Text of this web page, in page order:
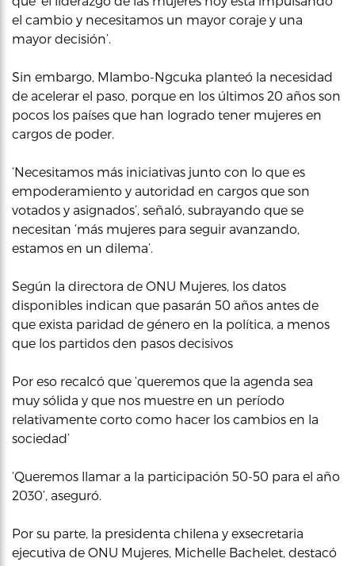
el cambio y necesitamos un mayor coraje y una
mayor decisión’.
Sin embargo, Mlambo-Ngcuka planteó la necesidad
de acelerar el paso, porque en los últimos 20 años son
pocos los países que han logrado tener mujeres en
cargos de poder.
‘Necesitamos más iniciativas junto con lo que es
empoderamiento y autoridad en cargos que son
votados y asignados’, señaló, subrayando que se
necesitan ‘más mujeres para seguir avanzando,
estamos en un dilema’.
Según la directora de ONU Mujeres, los datos
disponibles indican que pasarán 50 años antes de
que exista paridad de género en la política, a menos
que los partidos den pasos decisivos
Por eso recalcó que ‘queremos que la agenda sea
muy sólida y que nos muestre en un período
relativamente corto como hacer los cambios en la
sociedad’
‘Queremos llamar a la participación 50-50 para el año
2030’, aseguró.
Por su parte, la presidenta chilena y exsecretaria
ejecutiva de ONU Mujeres, Michelle Bachelet, destacó